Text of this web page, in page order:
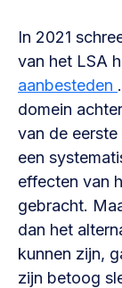
Organisatie
Bestuur,
Vrijwilligers
Werving,
Eigen
Huren of
Contact
Nieuws
Opinie
Team
Lid worden
In 2021
van het LSA
aanbesteden
domein
van de
een
effecten van
gebracht.
dan het
kunnen zijn,
zijn betoog